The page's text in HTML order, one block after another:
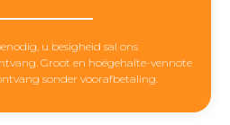
u besigheid sal ons
Groot en hoëgehalte-vennote
sonder voorafbetaling.